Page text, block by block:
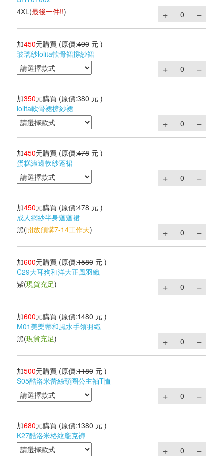
4XL(最後一件!!)
加450元購買 (原價:490 元 )
玻璃紗lolita軟骨裙撐紗裙
加350元購買 (原價:380 元 )
lolita軟骨裙撐紗裙
加450元購買 (原價:478 元 )
蛋糕滾邊軟紗蓬裙
加450元購買 (原價:478 元 )
成人網紗半身蓬蓬裙
黑(開放預購7-14工作天)
加600元購買 (原價:1580 元 )
C29大耳狗和洋大正風羽織
紫(現貨充足)
加600元購買 (原價:1480 元 )
M01美樂蒂和風水手領羽織
黑(現貨充足)
加500元購買 (原價:1180 元 )
S05酷洛米蕾絲頸圈公主袖T恤
加680元購買 (原價:1380 元 )
K27酷洛米格紋龐克褲